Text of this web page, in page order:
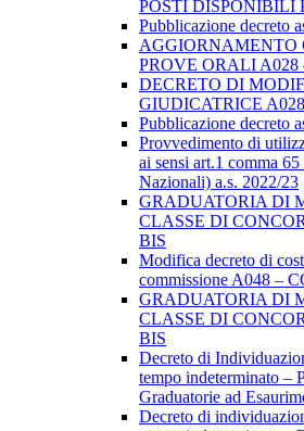
POSTI DISPONIBILI
Pubblicazione decreto
AGGIORNAMENTO
PROVE ORALI A028
DECRETO DI
GIUDICATRICE
Pubblicazione decreto
Provvedimento di
ai sensi art.1 comma
Nazionali) a.s. 2022/23
GRADUATORIA DI
CLASSE DI
BIS
Modifica decreto di
commissione A048 –
GRADUATORIA DI
CLASSE DI
BIS
Decreto di
tempo indeterminato –
Graduatorie ad
Decreto di